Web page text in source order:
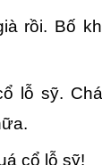
rồi. Bố
lỗ sỹ.
cổ lỗ sỹ!